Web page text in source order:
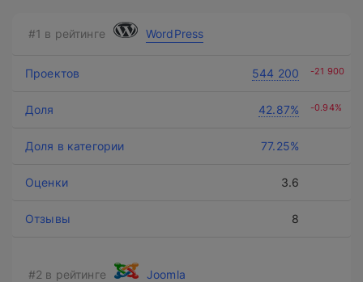
WordPress
544 200 -21 900
42.87% -0.94%
77.25%
3.6
8
Joomla
Нажимая на кнопку, вы даете
согласие на обработку
политикой конфиденциальности